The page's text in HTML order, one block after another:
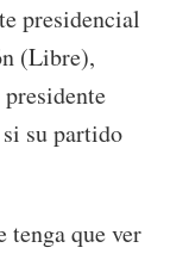
presidencial
(Libre),
su partido
tenga que ver